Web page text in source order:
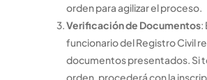
orden para agilizar el proceso.
Verificación de Documentos:
funcionario del Registro Civil
documentos presentados. Si
orden, procederá con la